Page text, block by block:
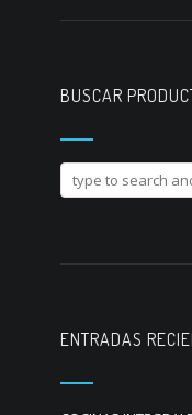
BUSCAR
ENTRADAS